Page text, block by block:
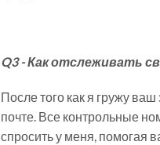
Q3 - Как отслеживать
После того как я гружу
почте. Все контрольные
спросить у меня, помогая